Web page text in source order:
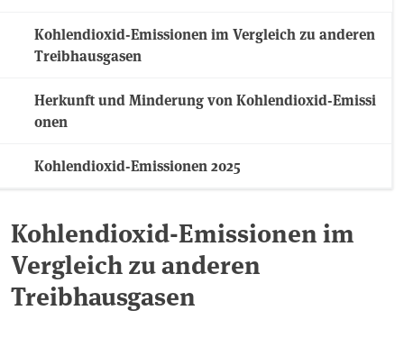
Kohlendioxid-Emissionen im Vergleich zu anderen
Treibhausgasen
Herkunft und Minderung von Kohlendioxid-Emissi
onen
Kohlendioxid-Emissionen 2025
Kohlendioxid-Emissionen im
Vergleich zu anderen
Treibhausgasen